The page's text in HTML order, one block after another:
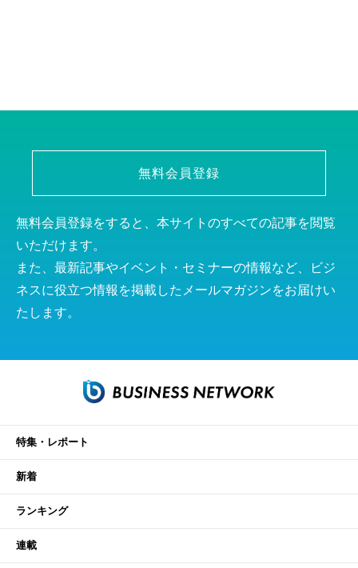
無料会員登録
無料会員登録をすると、本サイトのすべての記事を閲覧
いただけます。
また、最新記事やイベント・セミナーの情報など、ビジ
ネスに役立つ情報を掲載したメールマガジンをお届けい
たします。
特集・レポート
新着
ランキング
連載